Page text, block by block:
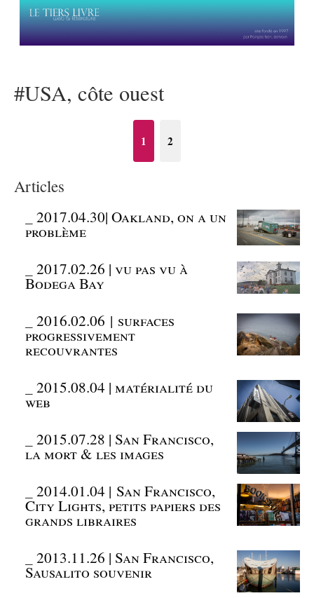
#USA, côte ouest
1 2
Articles
_2017.04.30| Oakland, on a un
problème
_2017.02.26 | vu pas vu à
Bodega Bay
_2016.02.06 | surfaces
progressivement
recouvrantes
_2015.08.04 | matérialité du
web
_2015.07.28 | San Francisco,
la mort & les images
_2014.01.04 | San Francisco,
City Lights, petits papiers des
grands libraires
_2013.11.26 | San Francisco,
Sausalito souvenir